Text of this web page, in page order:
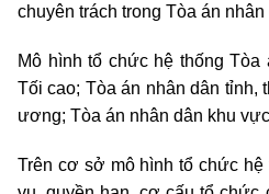
chuyên trách trong Tòa án
Mô hình tổ chức hệ thống Tòa
Tối cao; Tòa án nhân dân tỉnh,
ương; Tòa án nhân dân khu
Trên cơ sở mô hình tổ chức hệ